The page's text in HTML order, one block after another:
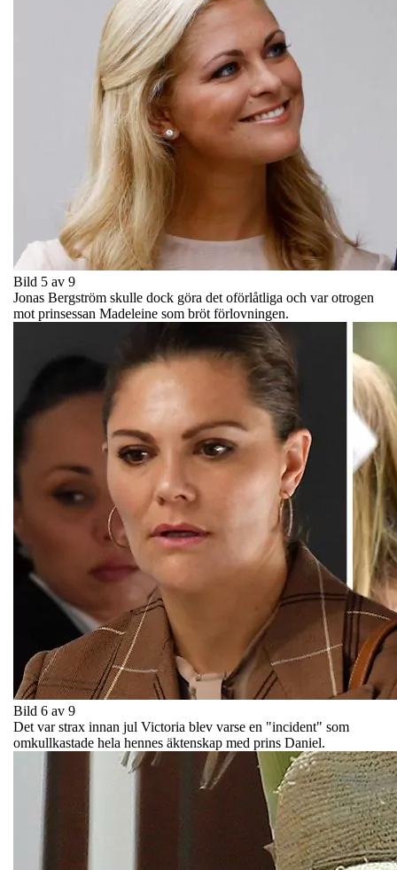
Bild 5 av 9
Jonas Bergström skulle dock göra det oförlåtliga och var otrogen
mot prinsessan Madeleine som bröt förlovningen.
Bild 6 av 9
Det var strax innan jul Victoria blev varse en "incident" som
omkullkastade hela hennes äktenskap med prins Daniel.